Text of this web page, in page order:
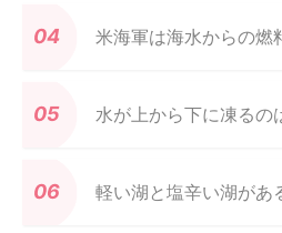
米海軍は海水からの燃
水が上から下に凍るの
軽い湖と塩辛い湖があ